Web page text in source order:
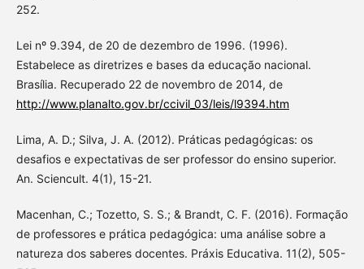
252.
Lei nº 9.394, de 20 de dezembro de 1996. (1996).
Estabelece as diretrizes e bases da educação nacional.
Brasília. Recuperado 22 de novembro de 2014, de
http://www.planalto.gov.br/ccivil_03/leis/l9394.htm
Lima, A. D.; Silva, J. A. (2012). Práticas pedagógicas: os
desafios e expectativas de ser professor do ensino superior.
An. Sciencult. 4(1), 15-21.
Macenhan, C.; Tozetto, S. S.; & Brandt, C. F. (2016). Formação
de professores e prática pedagógica: uma análise sobre a
natureza dos saberes docentes. Práxis Educativa. 11(2), 505-